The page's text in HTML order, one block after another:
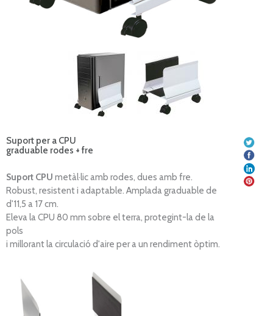
Suport per a CPU
graduable rodes + fre
Suport CPU metàl·lic amb rodes, dues amb fre.
Robust, resistent i adaptable. Amplada graduable de
d'11,5 a 17 cm.
Eleva la CPU 80 mm sobre el terra, protegint-la de la
pols
i millorant la circulació d'aire per a un rendiment òptim.